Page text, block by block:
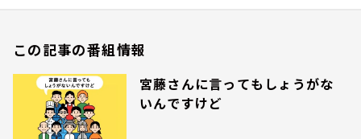
この記事の番組情報
宮藤さんに言ってもしょうがな
いんですけど